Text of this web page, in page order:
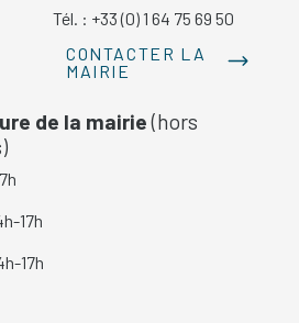
Tél. : +33 (0) 1 64 75 69 50
CONTACTER LA
MAIRIE
de la mairie(hors
17h
17h